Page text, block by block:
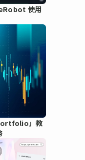
使用
」教